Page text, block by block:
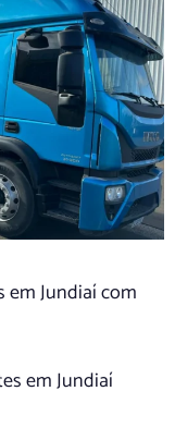
Jundiaí com
em Jundiaí